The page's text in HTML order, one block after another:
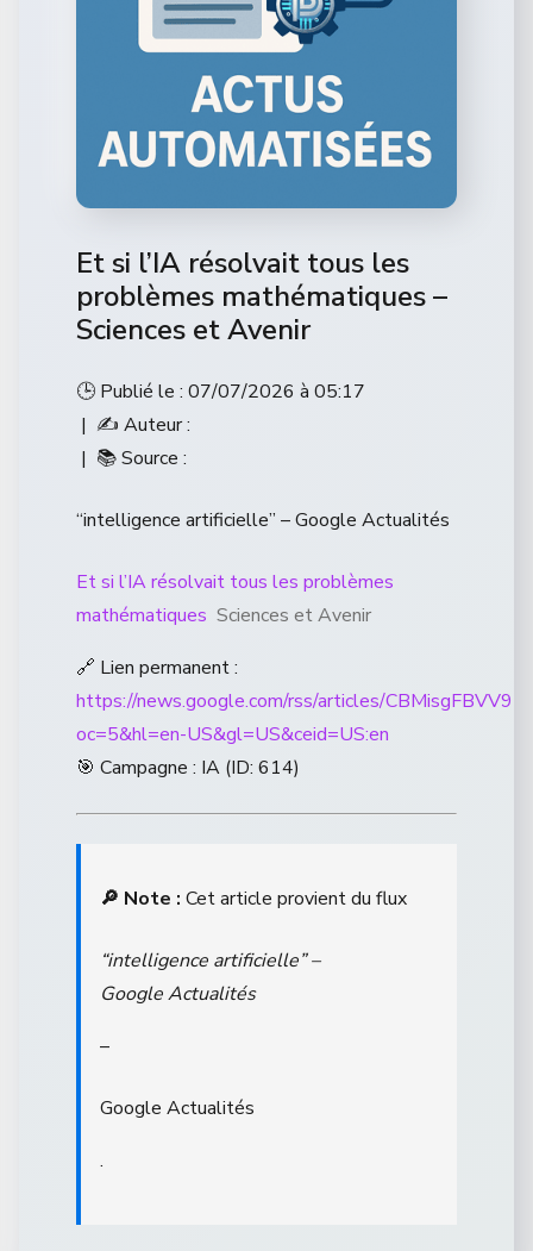
Et si l’IA résolvait tous les
problèmes mathématiques –
Sciences et Avenir
🕒 Publié le : 07/07/2026 à 05:17
| ✍️ Auteur :
| 📚 Source :
“intelligence artificielle” – Google Actualités
Et si l’IA résolvait tous les problèmes
mathématiques Sciences et Avenir
🔗 Lien permanent :
https://news.google.com/rss/articles/
oc=5&hl=en-US&gl=US&ceid=US:en
🎯 Campagne : IA (ID: 614)
🔎 Note : Cet article provient du flux
“intelligence artificielle” –
Google Actualités
–
Google Actualités
.